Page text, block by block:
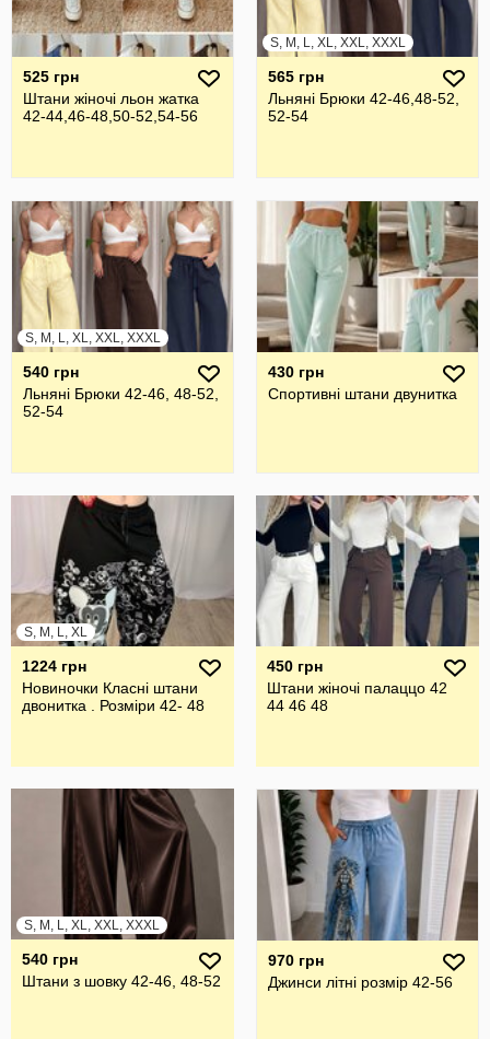
525 грн
Штани жіночі льон жатка
42-44,46-48,50-52,54-56
S, M, L, XL, XXL, XXXL
565 грн
Льняні Брюки 42-46,48-52,
52-54
S, M, L, XL, XXL, XXXL
540 грн
Льняні Брюки 42-46, 48-52,
52-54
430 грн
Спортивні штани двунитка
S, M, L, XL
1224 грн
Новиночки Класні штани
двонитка . Розмiри 42- 48
450 грн
Штани жіночі палаццо 42
44 46 48
S, M, L, XL, XXL, XXXL
540 грн
Штани з шовку 42-46, 48-52
970 грн
Джинси літні розмір 42-56